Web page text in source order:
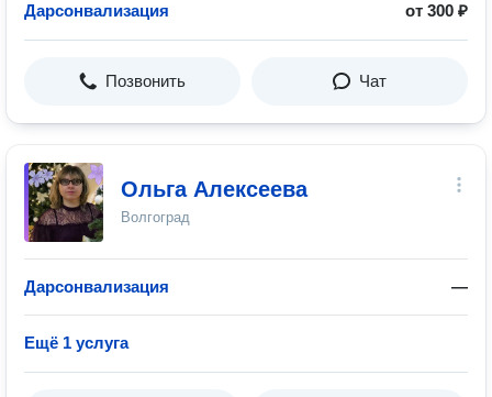
Дарсонвализация от 300 ₽
Позвонить Чат
Ольга Алексеева
Волгоград
Дарсонвализация —
Ещё 1 услуга